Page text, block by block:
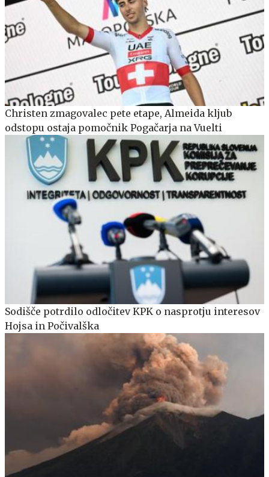
Christen zmagovalec pete etape, Almeida kljub
odstopu ostaja pomočnik Pogačarja na Vuelti
Sodišče potrdilo odločitev KPK o nasprotju interesov
Hojsa in Počivalška